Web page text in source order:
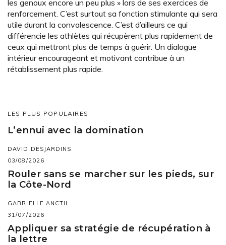
les genoux encore un peu plus » lors de ses exercices de
renforcement. C’est surtout sa fonction stimulante qui sera
utile durant la convalescence. C’est d’ailleurs ce qui
différencie les athlètes qui récupèrent plus rapidement de
ceux qui mettront plus de temps à guérir. Un dialogue
intérieur encourageant et motivant contribue à un
rétablissement plus rapide.
LES PLUS POPULAIRES
L’ennui avec la domination
DAVID DESJARDINS
03/08/2026
Rouler sans se marcher sur les pieds, sur
la Côte-Nord
GABRIELLE ANCTIL
31/07/2026
Appliquer sa stratégie de récupération à
la lettre